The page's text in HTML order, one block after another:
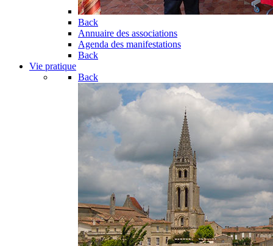
Back
Annuaire des associations
Agenda des manifestations
Back
Vie pratique
Back